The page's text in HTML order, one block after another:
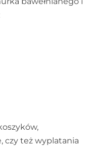
czy też wyplatania